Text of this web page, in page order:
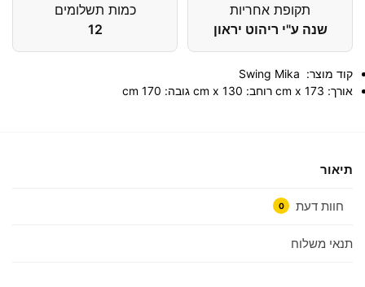
תקופת אחריות
שנה ע"י ריהוט יראון
כמות תשלומים
12
קוד מוצר: Swing Mika
אורך: 173 cm x רוחב: 130 cm x גובה: 170 cm
תיאור
חוות דעת 0
תנאי משלוח